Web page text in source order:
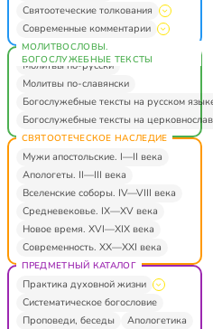
Святоотеческие толкования
Современные комментарии
МОЛИТВОСЛОВЫ.
БОГОСЛУЖЕБНЫЕ ТЕКСТЫ
Молитвы по-русски
Молитвы по-славянски
Богослужебные тексты на русском
Богослужебные тексты на
СВЯТООТЕЧЕСКОЕ НАСЛЕДИЕ
Мужи апостольские. I—II века
Апологеты. II—III века
Вселенские соборы. IV—VIII века
Средневековье. IX—XV века
Новое время. XVI—XIX века
Современность. XX—XXI века
ПРЕДМЕТНЫЙ КАТАЛОГ
Практика духовной жизни
Систематическое богословие
Проповеди, беседы
Апологетика